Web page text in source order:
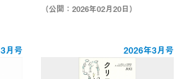
（公開：2026年02月20日）
月号 2026年3月号